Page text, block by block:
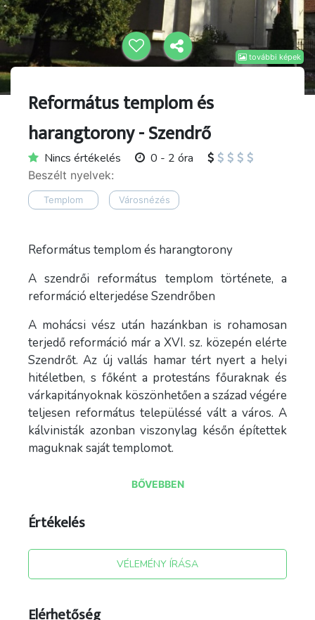
további képek
Református templom és
harangtorony - Szendrő
Nincs értékelés 0 - 2 óra
Beszélt nyelvek:
Templom Városnézés
Református templom és harangtorony
A szendrői református templom története, a
reformáció elterjedése Szendrőben
A mohácsi vész után hazánkban is rohamosan
terjedő reformáció már a XVI. sz. közepén elérte
Szendrőt. Az új vallás hamar tért nyert a helyi
hitéletben, s főként a protestáns főuraknak és
várkapitányoknak köszönhetően a század végére
teljesen református településsé vált a város. A
kálvinisták azonban viszonylag későn építettek
maguknak saját templomot.
a Bebek család főúri magánvára mellett, az első
igazi református imahely, az ún. nagytemplom.
40, szélessége 13 öl volt. A hatalmas erődítmény
BŐVEBBEN
Értékelés
VÉLEMÉNY ÍRÁSA